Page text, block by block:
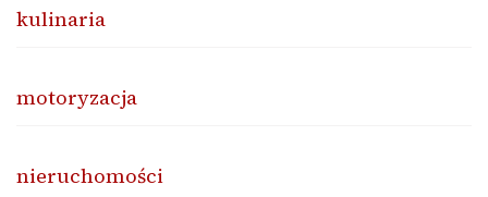
kulinaria
motoryzacja
nieruchomości